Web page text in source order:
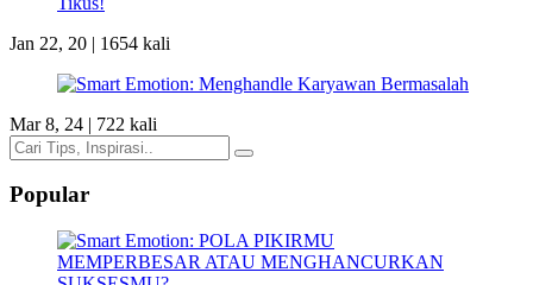
Jan 22, 20 | 1654 kali
Mar 8, 24 | 722 kali
Popular